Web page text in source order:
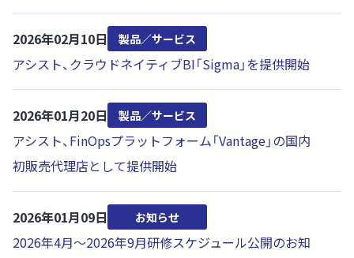
2026年02月10日 製品／サービス
アシスト、クラウドネイティブBI「Sigma」を提供開始
2026年01月20日 製品／サービス
アシスト、FinOpsプラットフォーム「Vantage」の国内
初販売代理店として提供開始
2026年01月09日 お知らせ
2026年4月～2026年9月研修スケジュール公開のお知